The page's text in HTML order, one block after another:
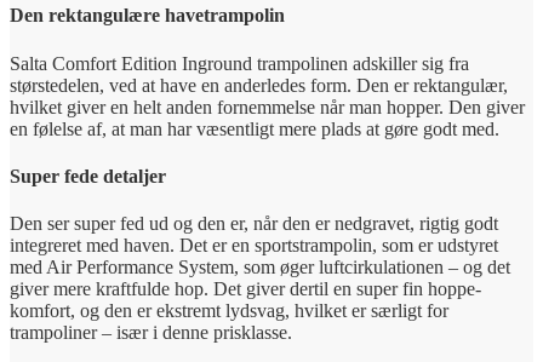
Den rektangulære havetrampolin
Salta Comfort Edition Inground trampolinen adskiller sig fra
størstedelen, ved at have en anderledes form. Den er rektangulær,
hvilket giver en helt anden fornemmelse når man hopper. Den giver
en følelse af, at man har væsentligt mere plads at gøre godt med.
Super fede detaljer
Den ser super fed ud og den er, når den er nedgravet, rigtig godt
integreret med haven. Det er en sportstrampolin, som er udstyret
med Air Performance System, som øger luftcirkulationen – og det
giver mere kraftfulde hop. Det giver dertil en super fin hoppe-
komfort, og den er ekstremt lydsvag, hvilket er særligt for
trampoliner – især i denne prisklasse.